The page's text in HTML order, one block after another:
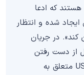
که ادعا
بایننس ایجاد شده و انتظار
کند». در جریان
به‌دلیل از دست رفتن
موقت پیوند قیمتی استیبل‌کوین USDe متعلق به